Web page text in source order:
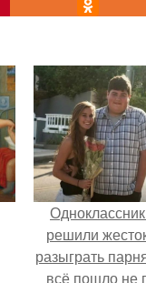
решили
разыграть
всё пошло не